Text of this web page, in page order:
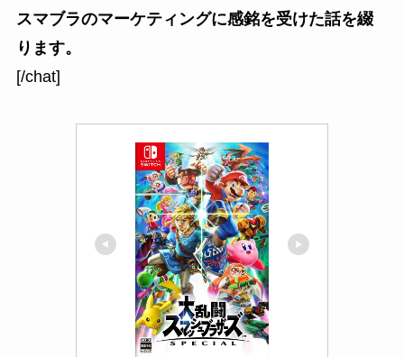
スマブラのマーケティングに感銘を受けた話を綴
ります。
[/chat]